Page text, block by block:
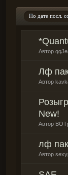
По дате посл.
Автор
Лф
Автор
New!
Автор
лф
Автор